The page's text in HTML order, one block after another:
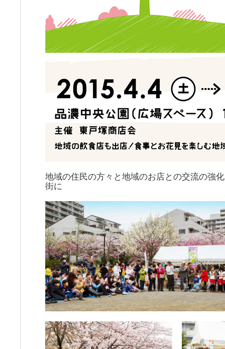
地域の住民の方々と地域のお店との交流の強
街に